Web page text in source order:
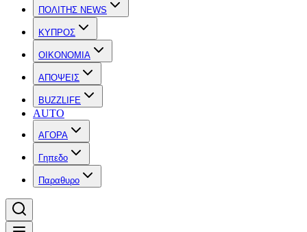
ΠΟΛΙΤΗΣ NEWS
ΚΥΠΡΟΣ
OIKONOMIA
ΑΠΟΨΕΙΣ
BUZZLIFE
AUTO
ΑΓΟΡΑ
Γηπεδο
Παραθυρο